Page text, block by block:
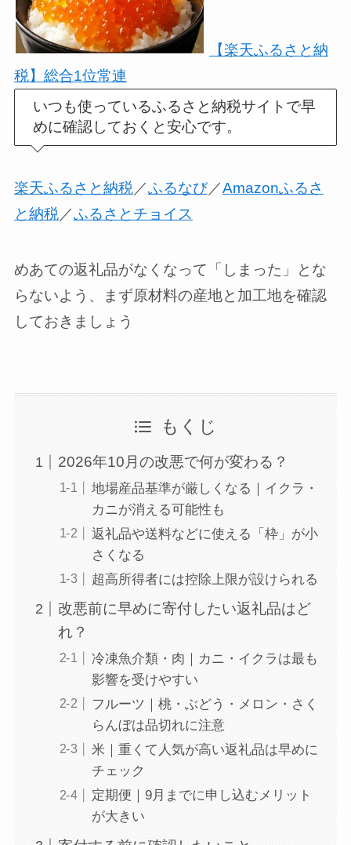
【楽天ふるさと納
税】総合1位常連
いつも使っているふるさと納税サイトで早
めに確認しておくと安心です。
楽天ふるさと納税／ふるなび／Amazonふるさ
と納税／ふるさとチョイス
めあての返礼品がなくなって「しまった」とな
らないよう、まず原材料の産地と加工地を確認
しておきましょう
もくじ
2026年10月の改悪で何が変わる？
地場産品基準が厳しくなる｜イクラ・
カニが消える可能性も
返礼品や送料などに使える「枠」が小
さくなる
超高所得者には控除上限が設けられる
改悪前に早めに寄付したい返礼品はど
れ？
冷凍魚介類・肉｜カニ・イクラは最も
影響を受けやすい
フルーツ｜桃・ぶどう・メロン・さく
らんぼは品切れに注意
米｜重くて人気が高い返礼品は早めに
チェック
定期便｜9月までに申し込むメリット
が大きい